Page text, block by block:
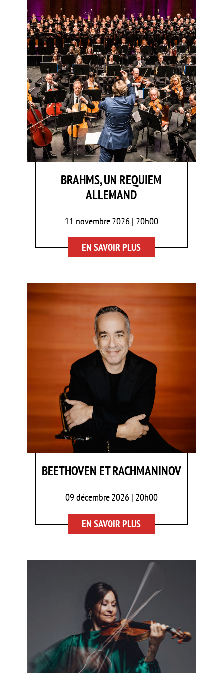
BRAHMS, UN REQUIEM
ALLEMAND
11 novembre 2026 | 20h00
EN SAVOIR PLUS
BEETHOVEN ET RACHMANINOV
09 décembre 2026 | 20h00
EN SAVOIR PLUS